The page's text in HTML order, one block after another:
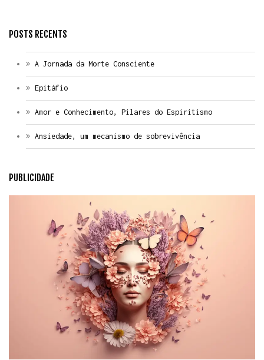
POSTS RECENTS
A Jornada da Morte Consciente
Epitáfio
Amor e Conhecimento, Pilares do Espiritismo
Ansiedade, um mecanismo de sobrevivência
PUBLICIDADE